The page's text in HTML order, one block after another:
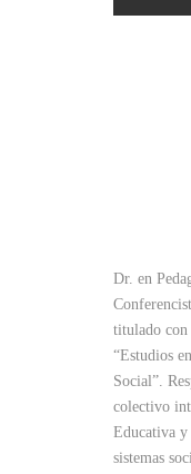
Dr. en
titulado con
“Estudios
Social”.
colectivo
Educativa y
sistemas